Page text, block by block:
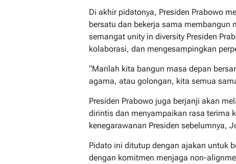
Di akhir pidatonya, Presiden Prabowo
bersatu dan bekerja sama membangun
semangat unity in diversity Presiden
kolaborasi, dan mengesampingkan
“Marilah kita bangun masa depan
agama, atau golongan, kita semua
Presiden Prabowo juga berjanji akan
dirintis dan menyampaikan rasa terima
kenegarawanan Presiden sebelumnya,
Pidato ini ditutup dengan ajakan untuk
dengan komitmen menjaga non-